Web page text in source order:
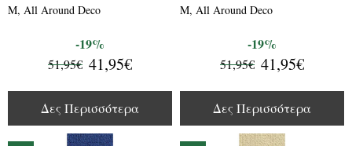
M, All Around Deco
51,95€ 41,95€
-19%
Δες Περισσότερα
M, All Around Deco
51,95€ 41,95€
-19%
Δες Περισσότερα